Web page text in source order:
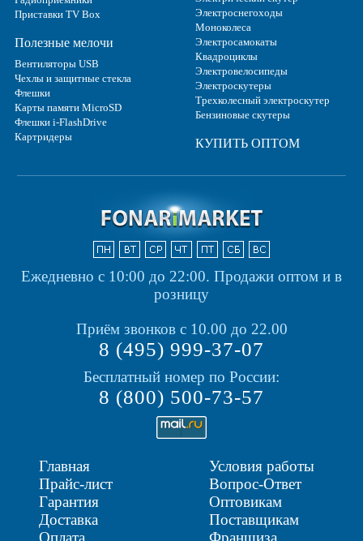
Приставки TV Box
Полезные мелочи
Вентиляторы USB
Чехлы и защитные стекла
Флешки
Карты памяти MicroSD
Флешки i-FlashDrive
Картридеры
Электроснегоходы
Моноколеса
Электросамокаты
Квадроциклы
Электровелосипеды
Электроскутеры
Трехколесный электроскутер
Бензиновые скутеры
КУПИТЬ ОПТОМ
Ежедневно с 10:00 до 22:00. Продажи оптом и в
розницу
Приём звонков с 10.00 до 22.00
8 (495) 999-37-07
Бесплатный номер по России:
8 (800) 500-73-57
Главная
Прайс-лист
Гарантия
Доставка
Оплата
Условия работы
Вопрос-Ответ
Оптовикам
Поставщикам
Франшиза